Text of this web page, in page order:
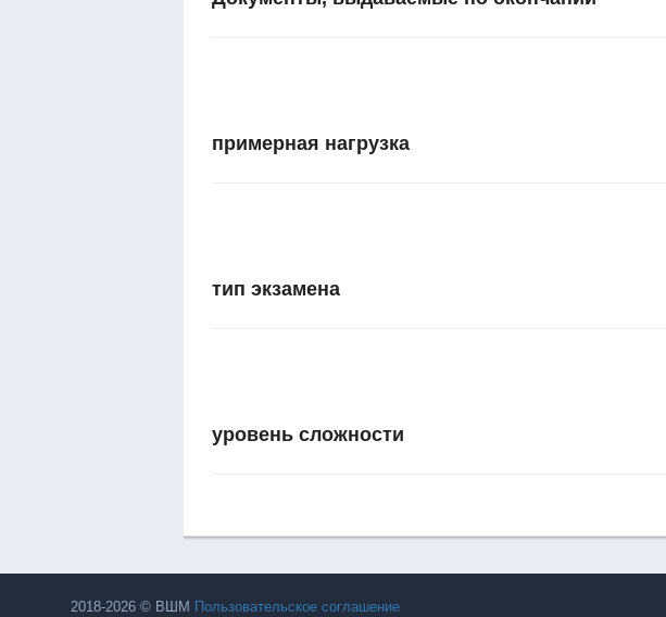
примерная нагрузка
тип экзамена
уровень сложности
2018-2026 © ВШМ Пользовательское соглашение